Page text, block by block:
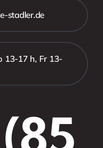
stadler.de
13-17 h, Fr 13-